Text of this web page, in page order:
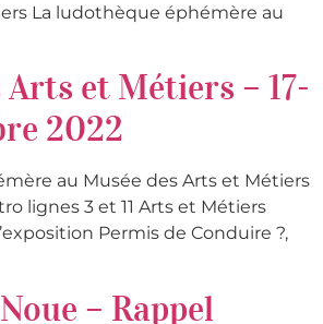
La ludothèque éphémère au
Arts et Métiers – 17-
2022
au Musée des Arts et Métiers
lignes 3 et 11 Arts et Métiers
Permis de Conduire ?,
– Rappel